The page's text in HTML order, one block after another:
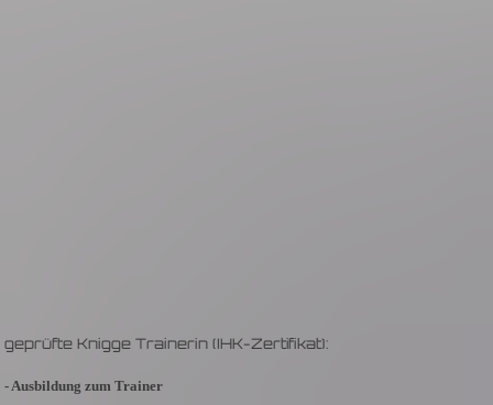
geprüfte Knigge Trainerin (IHK-Zertifikat):
- Ausbildung zum Trainer